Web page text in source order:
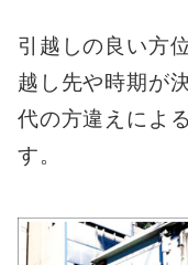
引越しの良い方
越し先や時期が
代の方違えによ
す。